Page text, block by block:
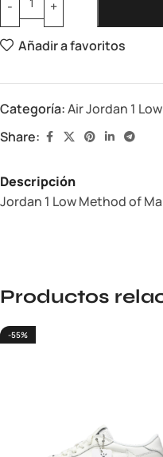
Añadir a favoritos
Categoría:Air Jordan 1 Low
Share:
Descripción
Jordan 1 Low Method of
Productos
-55%